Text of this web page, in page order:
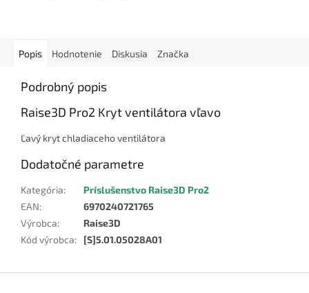
Popis Hodnotenie Diskusia Značka
Podrobný popis
Raise3D Pro2 Kryt ventilátora vľavo
Ľavý kryt chladiaceho ventilátora
Dodatočné parametre
Kategória:
Príslušenstvo Raise3D Pro2
EAN:
6970240721765
Výrobca:
Raise3D
Kód výrobca: [S]5.01.05028A01